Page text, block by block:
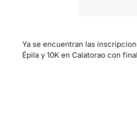
Ya se encuentran las
Épila y 10K en Calatorao con